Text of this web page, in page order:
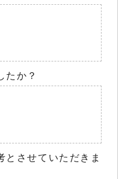
たか？
とさせていただきま